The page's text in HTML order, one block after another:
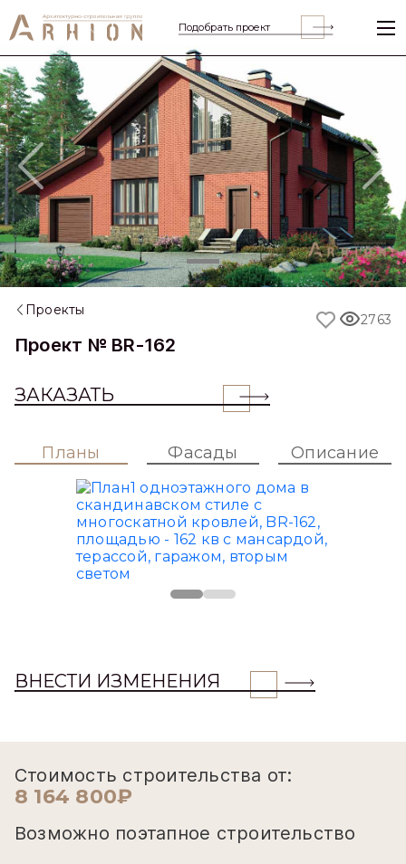
Подобрать проект
Previous
Проекты
Проект № BR-162
ЗАКАЗАТЬ
2763
Планы Фасады Описание
ВНЕСТИ ИЗМЕНЕНИЯ
Стоимость строительства от:
8 164 800₽
Возможно поэтапное строительство